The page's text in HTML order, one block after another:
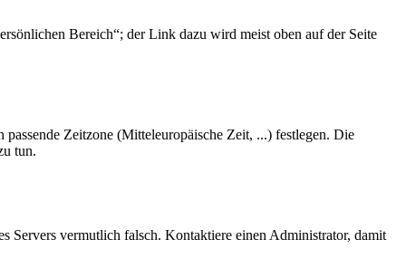
Bereich“; der Link dazu wird meist oben auf der Seite
Zeitzone (Mitteleuropäische Zeit, ...) festlegen. Die
tun.
Servers vermutlich falsch. Kontaktiere einen Administrator, damit